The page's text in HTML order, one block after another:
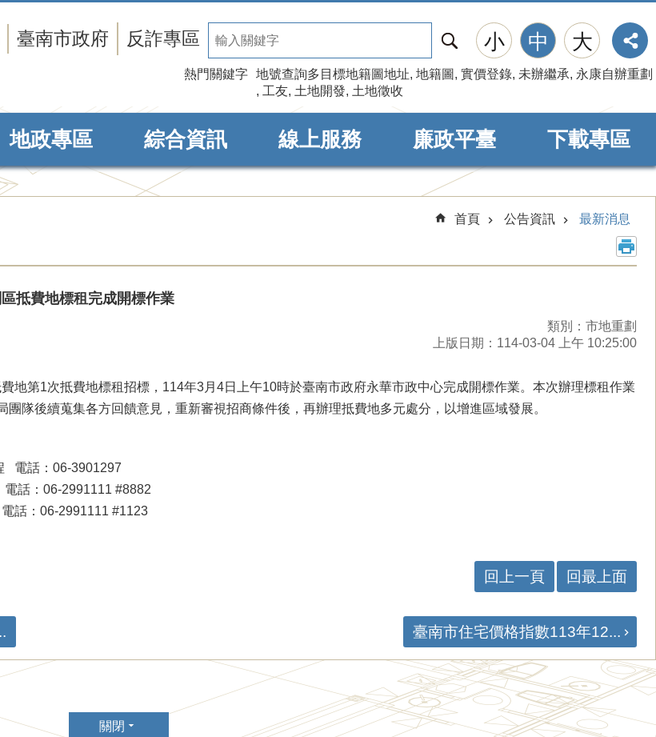
臺南市政府 反詐專區
尋
熱門關鍵字 地號查詢多目標地籍圖地址 地籍圖 實價登錄 未辦繼承 永康自辦重劃
工友 土地開發 土地徵收
小 中 大
地政專區 綜合資訊 線上服務 廉政平臺 下載專區
首頁
公告資訊 最新消息
抵費地標租完成開標作業
類別：市地重劃
上版日期：114-03-04 上午 10:25:00
地第1次抵費地標租招標，114年3月4日上午10時於臺南市政府永華市政中心完成開標作業。本次辦理標租作業
隊後續蒐集各方回饋意見，重新審視招商條件後，再辦理抵費地多元處分，以增進區域發展。
電話：06-3901297
06-2991111 #8882
2991111 #1123
回上一頁 回最上面
臺南市住宅價格指數113年12...
關閉